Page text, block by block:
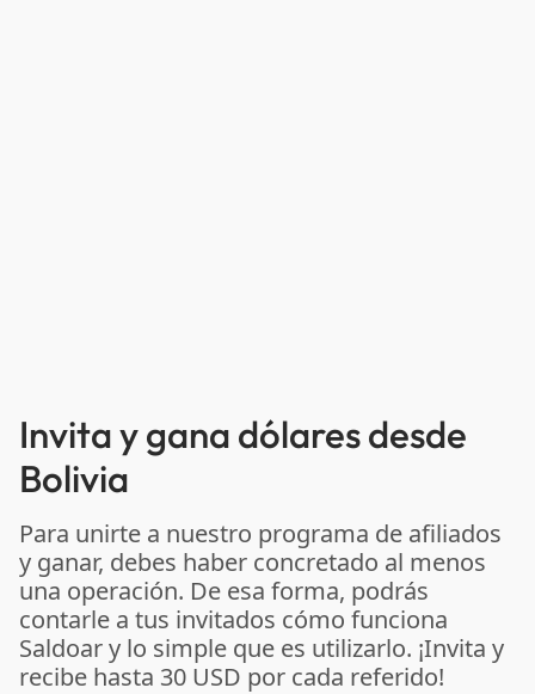
Invita y gana dólares desde
Bolivia
Para unirte a nuestro programa de afiliados
y ganar, debes haber concretado al menos
una operación. De esa forma, podrás
contarle a tus invitados cómo funciona
Saldoar y lo simple que es utilizarlo. ¡Invita y
recibe hasta 30 USD por cada referido!